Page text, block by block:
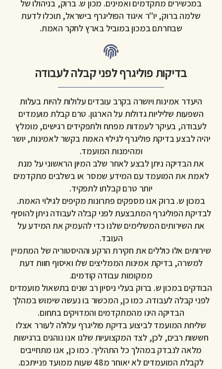
בדיקות פוליגרף לפני קבלה לעבודה
היעדר אמינות ויושרה בקרב עובדים עלולות להיות בעלות
השפעות שליליות גדולות על הארגון. טרם קבלת מועמדים
לעבודה, בעיקר לעמדות מפתח ולתפקידים רגישים, מומלץ
יהיה לבצע בדיקת פוליגרף לגילוי האמת בקשר לאמינות, יושר
ומהימנות המועמד.
את הבדיקה ניתן לבצע לאחר שלב המיון הראשוני על מנת
לאמת את המועמד עם המידע שמסר או בשלבים מתקדמים
יותר טרם קבלתו לתפקיד.
במכון ש. ברוק אנו מספקים פתרונות מקיפים לגילוי האמת.
לבדיקת הפוליגרף המתבצעת לפני קבלה לעבודה ניתן להוסיף
את השירותים המשלימים שלנו כדי להעמיק את המידע על
העובד.
שירותים אלו כוללים את חקירת הרקע וההיסטוריה של המתמיין
למשרה, בדיקת אמינות הממליצים שלו ואיסוף חוות דעת
ממקומות עבודה קודמים.
הבודקים במכון ש. ברוק בעלי ניסיון רב שנים בתשאול מועמדים
לפני קבלה לעבודה. כמו כן, המכשור בו נעשה שימוש במהלך
הבדיקה הינו מהמתקדמים והמדויקים בתחום.
שליחת המועמד לביצוע בדיקת פוליגרף עלולה לעורר אצלו
חששות רבים, לכן, לצד המקצועיות שלנו אנו נוהגים ברגישות
מלאה לנבדק במהלך כל התהליך. כמו כן, אנו מתחייבים
לקבלת המועמדים לא יאוחר מ48 שעות ממועד פנייתכם.
במכשירים מתקדמים ואמינים. מכון ש. ברוק, בניהולו של
שלמה ברוק, יו''ר איגוד הפוליגרף בישראל, תוכלו לדעת
שבחרתם במכון במוביל בארץ לחקר האמת.